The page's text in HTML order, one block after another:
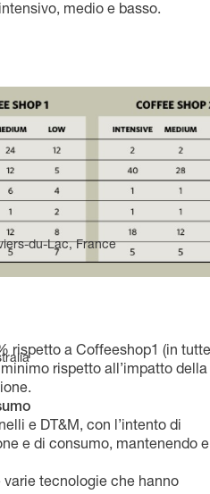
du-Lac, France
medio e basso.
rispetto a Coffeeshop1 (in
rispetto all’impatto della
e DT&M, con l’intento di
e di consumo, mantenendo e
tecnologie che hanno